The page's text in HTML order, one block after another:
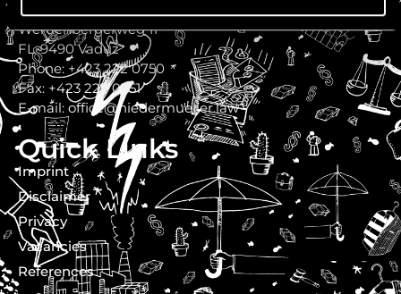
Niedermüller Attorneys at Law
Werdenbergerweg 11
FL-9490 Vaduz
Phone: +423 222 0750
Fax: +423 222 0751
E-mail: office@niedermueller.law
Quick Links
Imprint
Disclaimer
Privacy
Vacancies
References